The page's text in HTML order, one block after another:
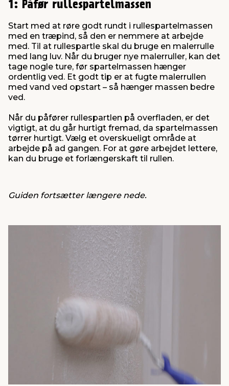
1: Påfør rullespartelmassen
Start med at røre godt rundt i rullespartelmassen
med en træpind, så den er nemmere at arbejde
med. Til at rullespartle skal du bruge en malerrulle
med lang luv. Når du bruger nye malerruller, kan det
tage nogle ture, før spartelmassen hænger
ordentlig ved. Et godt tip er at fugte malerrullen
med vand ved opstart – så hænger massen bedre
ved.
Når du påfører rullespartlen på overfladen, er det
vigtigt, at du går hurtigt fremad, da spartelmassen
tørrer hurtigt. Vælg et overskueligt område at
arbejde på ad gangen. For at gøre arbejdet lettere,
kan du bruge et forlængerskaft til rullen.
Guiden fortsætter længere nede.